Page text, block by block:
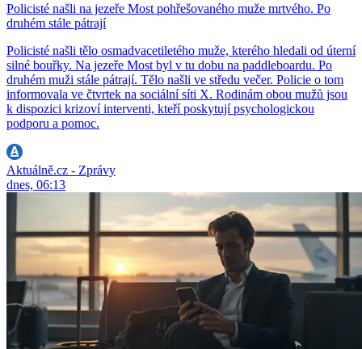
Policisté našli na jezeře Most pohřešovaného muže mrtvého. Po
druhém stále pátrají
Policisté našli tělo osmadvacetiletého muže, kterého hledali od úterní
silné bouřky. Na jezeře Most byl v tu dobu na paddleboardu. Po
druhém muži stále pátrají. Tělo našli ve středu večer. Policie o tom
informovala ve čtvrtek na sociální síti X. Rodinám obou mužů jsou
k dispozici krizoví interventi, kteří poskytují psychologickou
podporu a pomoc.
Aktuálně.cz - Zprávy
dnes, 06:13